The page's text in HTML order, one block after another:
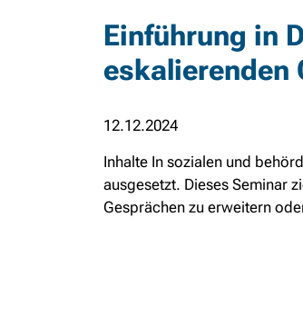
Einführung in
eskalierenden
12.12.2024
Inhalte In sozialen und
ausgesetzt. Dieses Seminar
Gesprächen zu erweitern